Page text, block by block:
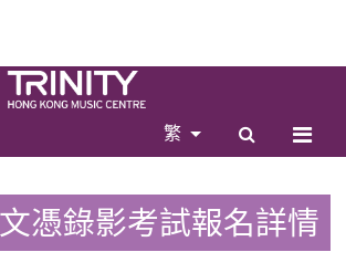
繁
憑錄影考試報名詳情